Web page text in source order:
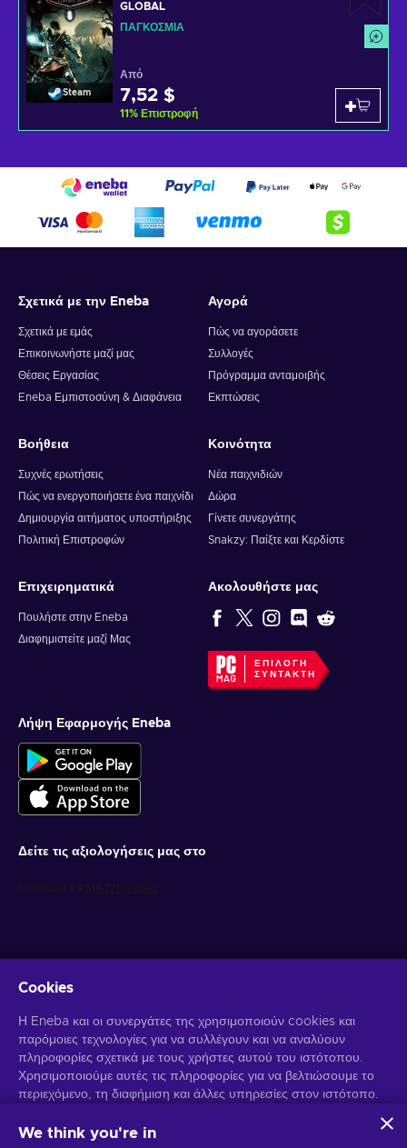
Steam
GLOBAL
ΠΑΓΚΌΣΜΙΑ
Από
7,52 $
11% Επιστροφή
Σχετικά με την Eneba
Σχετικά με εμάς
Επικοινωνήστε μαζί μας
Θέσεις Εργασίας
Eneba Εμπιστοσύνη & Διαφάνεια
Αγορά
Πώς να αγοράσετε
Συλλογές
Πρόγραμμα ανταμοιβής
Εκπτώσεις
Βοήθεια
Συχνές ερωτήσεις
Πώς να ενεργοποιήσετε ένα παιχνίδι
Δημιουργία αιτήματος υποστήριξης
Πολιτική Επιστροφών
Κοινότητα
Νέα παιχνιδιών
Δώρα
Γίνετε συνεργάτης
Snakzy: Παίξτε και Κερδίστε
Επιχειρηματικά
Πουλήστε στην Eneba
Διαφημιστείτε μαζί Μας
Ακολουθήστε μας
ΕΠΙΛΟΓΉ
ΣΥΝΤΆΚΤΗ
Λήψη Εφαρμογής Eneba
Δείτε τις αξιολογήσεις μας στο
Λάβετε προσωποποιημένες προσφορές για παιχνίδια
Γραφτείτε συνδρομητής
Μπορείτε να απεγγραφείτε οποιαδήποτε στιγμή. Επισκεφθείτε την
Ειδοποίηση Απορρήτουγια περισσότερες πληροφορίες.
Cookies
Η Eneba και οι συνεργάτες της χρησιμοποιούν cookies και
παρόμοιες τεχνολογίες για να συλλέγουν και να αναλύουν
πληροφορίες σχετικά με τους χρήστες αυτού του ιστότοπου.
Χρησιμοποιούμε αυτές τις πληροφορίες για να βελτιώσουμε το
περιεχόμενο, τη διαφήμιση και άλλες υπηρεσίες στον ιστότοπο.
χρησιμοποιηθούν για την εξατομίκευση διαφημίσεων.
We think you're in